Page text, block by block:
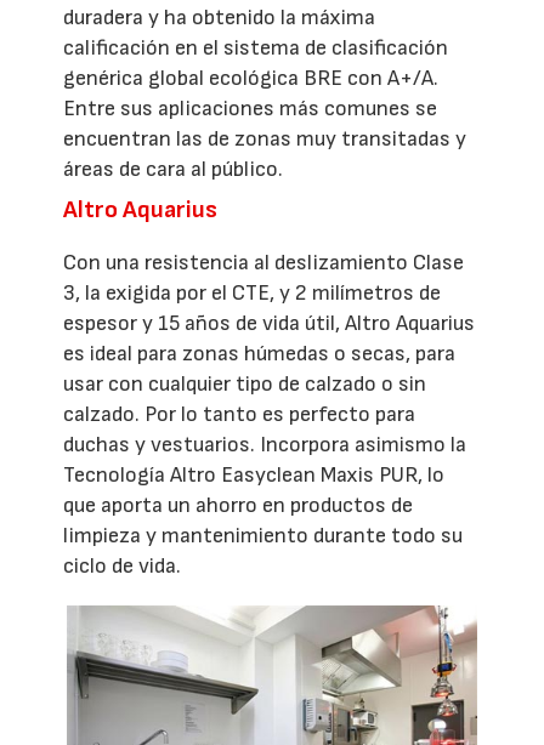
duradera y ha obtenido la máxima
calificación en el sistema de clasificación
genérica global ecológica BRE con A+/A.
Entre sus aplicaciones más comunes se
encuentran las de zonas muy transitadas y
áreas de cara al público.
Altro Aquarius
Con una resistencia al deslizamiento Clase
3, la exigida por el CTE, y 2 milímetros de
espesor y 15 años de vida útil, Altro Aquarius
es ideal para zonas húmedas o secas, para
usar con cualquier tipo de calzado o sin
calzado. Por lo tanto es perfecto para
duchas y vestuarios. Incorpora asimismo la
Tecnología Altro Easyclean Maxis PUR, lo
que aporta un ahorro en productos de
limpieza y mantenimiento durante todo su
ciclo de vida.